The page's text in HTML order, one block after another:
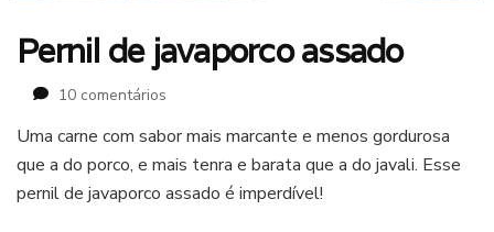
Pernil de javaporco assado
10 comentários
de
javaporco
assado
Uma carne com sabor mais marcante e menos gordurosa
que a do porco, e mais tenra e barata que a do javali. Esse
pernil de javaporco assado é imperdível!